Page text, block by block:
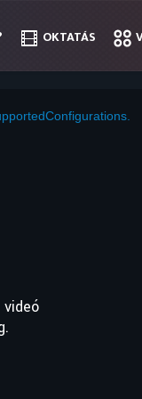
OKTATÁS
OKTATÁS